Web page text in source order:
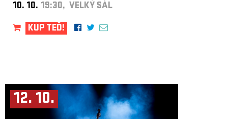
10. 10. 19:30, VELKÝ SÁL
KUP TEĎ!
12. 10.